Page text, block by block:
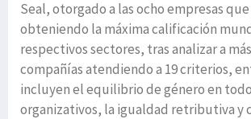
Seal, otorgado a las ocho empresas que
obteniendo la máxima calificación
respectivos sectores, tras analizar a
compañías atendiendo a 19 criterios,
incluyen el equilibrio de género en
organizativos, la igualdad retributiva y